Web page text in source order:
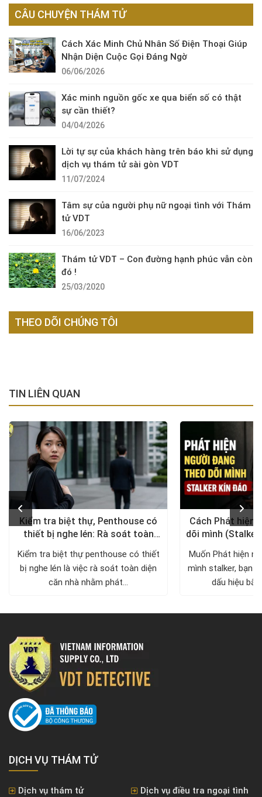
CÂU CHUYỆN THÁM TỬ
Cách Xác Minh Chủ Nhân Số Điện Thoại Giúp
Nhận Diện Cuộc Gọi Đáng Ngờ
06/06/2026
Xác minh nguồn gốc xe qua biển số có thật
sự cần thiết?
04/04/2026
Lời tự sự của khách hàng trên báo khi sử dụng
dịch vụ thám tử sài gòn VDT
11/07/2024
Tâm sự của người phụ nữ ngoại tình với Thám
tử VDT
16/06/2023
Thám tử VDT – Con đường hạnh phúc vẫn còn
đó !
25/03/2020
THEO DÕI CHÚNG TÔI
TIN LIÊN QUAN
Kiểm tra biệt thự, Penthouse có
thiết bị nghe lén: Rà soát toàn
diện, trả lại không gian riêng tư
Kiểm tra biệt thự penthouse có thiết
bị nghe lén là việc rà soát toàn diện
căn nhà nhằm phát...
Cách Phát hiện
dõi mình
Muốn Phát hiện
mình stalker, bạn
dấu hiệu bất
DỊCH VỤ THÁM TỬ
Dịch vụ thám tử
Dịch vụ điều tra ngoại tình